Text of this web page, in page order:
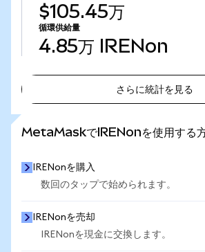
$105.45万
循環供給量
4.85万 IRENon
さらに統計を見る
MetaMaskでIRENonを使用する
IRENonを購入
数回のタップで始められます。
IRENonを売却
IRENonを現金に交換します。